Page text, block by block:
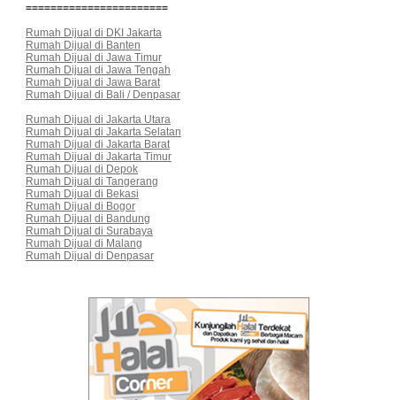
=======================
Rumah Dijual di DKI Jakarta
Rumah Dijual di Banten
Rumah Dijual di Jawa Timur
Rumah Dijual di Jawa Tengah
Rumah Dijual di Jawa Barat
Rumah Dijual di Bali / Denpasar
Rumah Dijual di Jakarta Utara
Rumah Dijual di Jakarta Selatan
Rumah Dijual di Jakarta Barat
Rumah Dijual di Jakarta Timur
Rumah Dijual di Depok
Rumah Dijual di Tangerang
Rumah Dijual di Bekasi
Rumah Dijual di Bogor
Rumah Dijual di Bandung
Rumah Dijual di Surabaya
Rumah Dijual di Malang
Rumah Dijual di Denpasar